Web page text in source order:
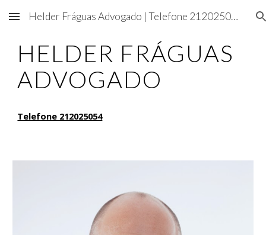
Skip to main content Skip to navigation
Helder Fráguas Advogado | Telefone 212025054
HELDER FRÁGUAS
ADVOGADO
Telefone 212025054